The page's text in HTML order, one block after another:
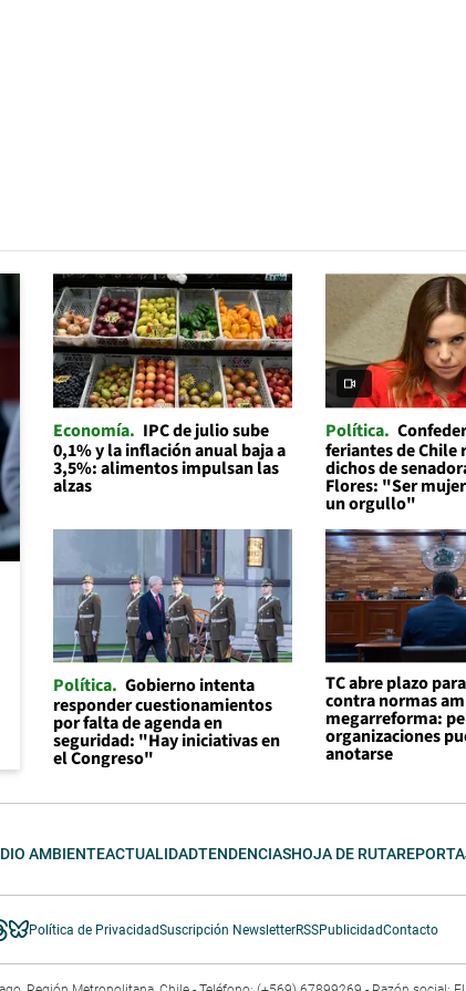
Economía
IPC de julio sube
0,1% y la inflación anual baja a
3,5%: alimentos impulsan las
alzas
Política
feriantes de Chile
dichos de
Flores: "Ser
un orgullo"
Política Gobierno intenta
responder cuestionamientos
por falta de agenda en
seguridad: "Hay iniciativas en
el Congreso"
TC abre plazo
contra normas
megarreforma:
organizaciones
anotarse
AMBIENTEACTUALIDADTENDENCIASHOJA DE RUTA
Política de PrivacidadSuscripción NewsletterRSSPublicidadContacto